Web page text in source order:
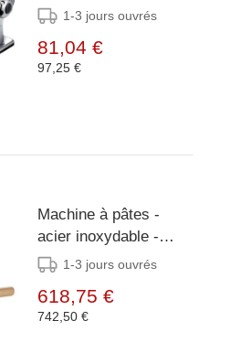
1-3 jours ouvrés
81,04 €
97,25 €
Machine à pâtes -
acier inoxydable -
Bandes de pâte de 22
28(h)x36x32cm
1-3 jours ouvrés
618,75 €
742,50 €